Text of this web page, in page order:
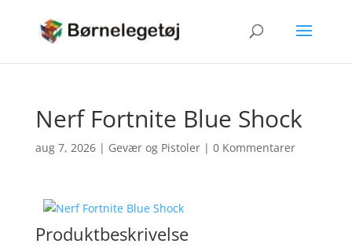
Nerf Fortnite Blue Shock
aug 7, 2026| Gevær og Pistoler| 0 Kommentarer
Produktbeskrivelse